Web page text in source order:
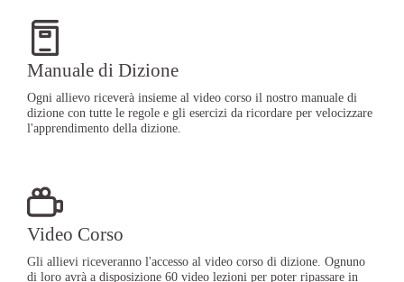
Manuale di Dizione
Ogni allievo riceverà insieme al video corso il nostro manuale di
dizione con tutte le regole e gli esercizi da ricordare per velocizzare
l'apprendimento della dizione.
Video Corso
Gli allievi riceveranno l'accesso al video corso di dizione. Ognuno
di loro avrà a disposizione 60 video lezioni per poter ripassare in